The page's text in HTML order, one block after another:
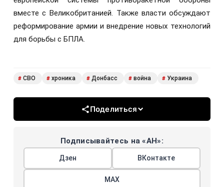
вместе с Великобританией. Также власти обсуждают
реформирование армии и внедрение новых технологий
для борьбы с БПЛА.
# СВО # хроника # Донбасс # война # Украина
Поделиться
Подписывайтесь на «АН»:
Дзен ВКонтакте
МАХ